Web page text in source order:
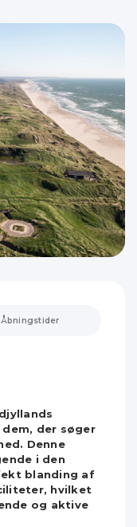
Åbningstider
der søger
Denne
i den
blanding af
hvilket
og aktive